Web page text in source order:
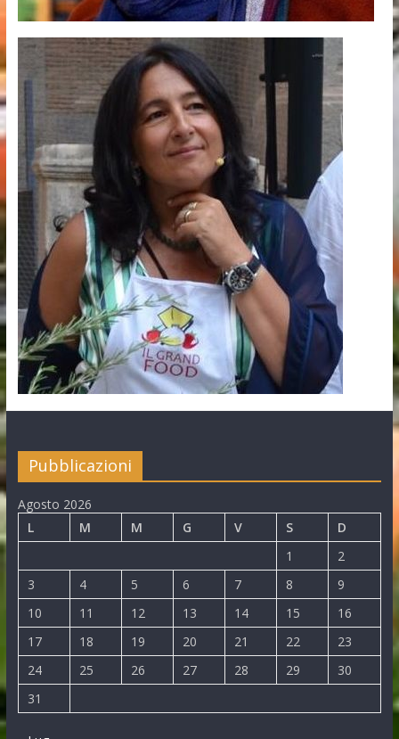
Pubblicazioni
Agosto 2026
L
M M G V S
D
1
2
3
4 5 6 7 8
9
10
11 12 13 14 15
16
17
18 19 20 21 22
23
24
25 26 27 28 29
30
31